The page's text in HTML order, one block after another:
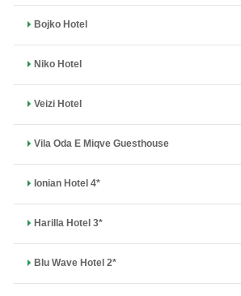
Bojko Hotel
Niko Hotel
Veizi Hotel
Vila Oda E Miqve Guesthouse
Ionian Hotel 4*
Harilla Hotel 3*
Blu Wave Hotel 2*